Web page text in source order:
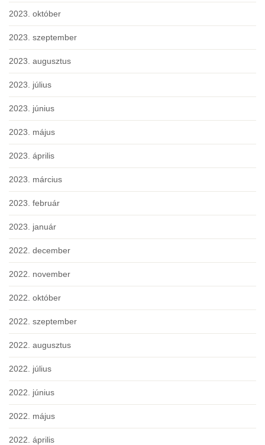
2023. október
2023. szeptember
2023. augusztus
2023. július
2023. június
2023. május
2023. április
2023. március
2023. február
2023. január
2022. december
2022. november
2022. október
2022. szeptember
2022. augusztus
2022. július
2022. június
2022. május
2022. április